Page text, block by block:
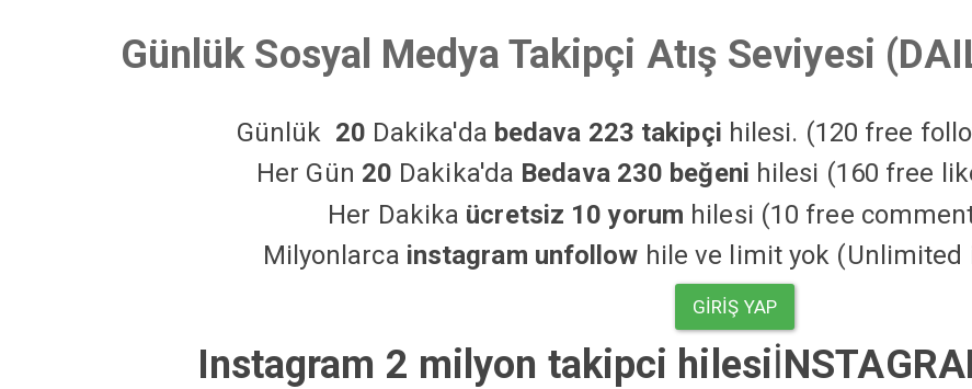
Günlük Sosyal Medya Takipçi Atış Seviyesi
Günlük 20 Dakika'da bedava 223 takipçi hilesi. (120 free
Her Gün 20 Dakika'da Bedava 230 beğeni hilesi (160 free
Her Dakika ücretsiz 10 yorum hilesi (10 free
Milyonlarca instagram unfollow hile ve limit yok
GIRIŞ YAP
Instagram 2 milyon takipci hilesiİ